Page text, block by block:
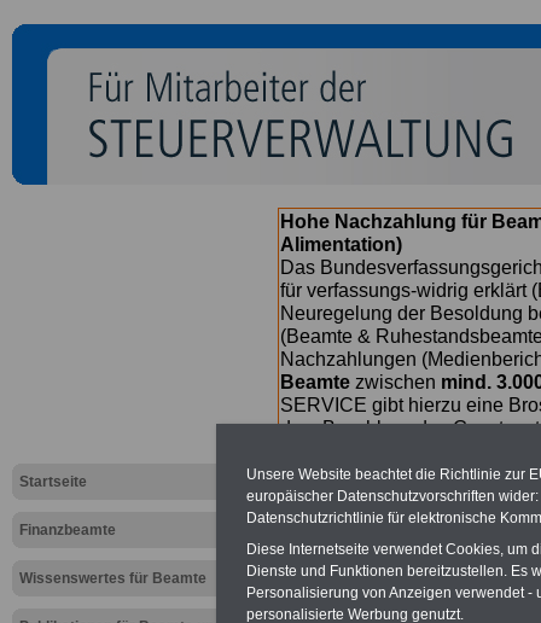
Startseite
Finanzbeamte
Wissenswertes für Beamte
Hohe Nachzahlung für
Alimentation)
Das
für verfassungs-widrig erklärt
Neuregelung der Besoldung
(Beamte &
Nachzahlungen
Beamte zwischen mind.
SERVICE gibt hierzu eine
dem Beschluss des
Kliniken
für
Unsere Website beachtet die Richtlinie zur
europäischer Datenschutzvorschriften
Datenschutzrichtlinie für elektronische
Diese Internetseite verwendet Cookies, um
Dienste und Funktionen bereitzustellen. Es
Personalisierung von Anzeigen verwendet
personalisierte Werbung genutzt.